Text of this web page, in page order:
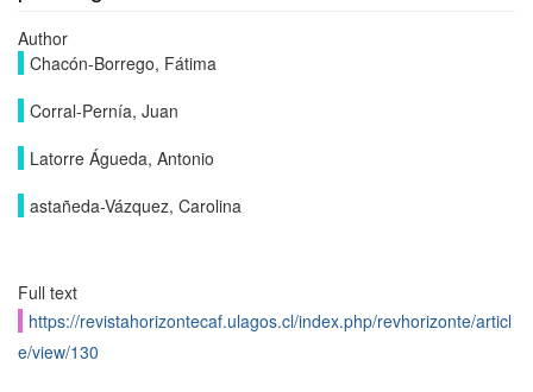
Author
Chacón-Borrego, Fátima
Corral-Pernía, Juan
Latorre Águeda, Antonio
astañeda-Vázquez, Carolina
Full text
https://revistahorizontecaf.ulagos.cl/index.php/revhorizonte/articl
e/view/130